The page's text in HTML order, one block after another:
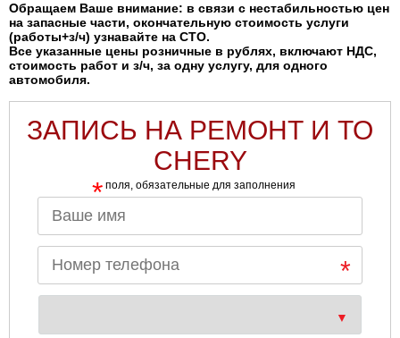
Обращаем Ваше внимание: в связи с нестабильностью цен
на запасные части, окончательную стоимость услуги
(работы+з/ч) узнавайте на СТО.
Все указанные цены розничные в рублях, включают НДС,
стоимость работ и з/ч, за одну услугу, для одного
автомобиля.
ЗАПИСЬ НА РЕМОНТ И ТО
CHERY
* поля, обязательные для заполнения